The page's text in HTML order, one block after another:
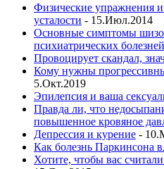
Физические упражнения
усталости - 15.Июл.2014
Основные симптомы
психиатрических болезней
Провоцирует скандал,
Кому нужны
5.Окт.2019
Эпилепсия и ваша
Правда ли, что
повышенное кровяное
Депрессия и курение -
Как болезнь Паркинсона
Хотите, чтобы вас